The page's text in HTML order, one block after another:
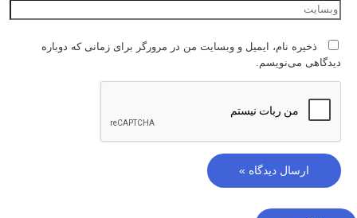
ذخیره نام، ایمیل و وبسایت من در مرورگر برای زمانی که دوباره
دیدگاهی می‌نویسم.